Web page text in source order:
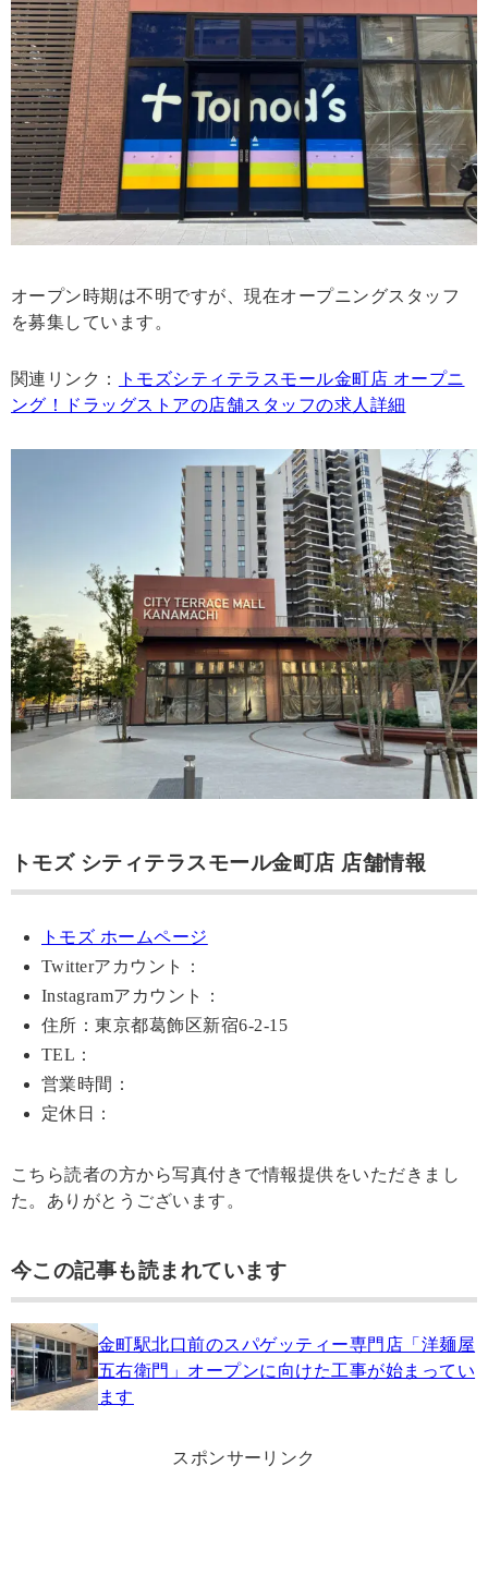
オープン時期は不明ですが、現在オープニングスタッフ
を募集しています。
関連リンク：
トモズシティテラスモール金町店 オープニ
ング！ドラッグストアの店舗スタッフの求人詳細
トモズ シティテラスモール金町店 店舗情報
トモズ ホームページ
Twitterアカウント：
Instagramアカウント：
住所：東京都葛飾区新宿6-2-15
TEL：
営業時間：
定休日：
こちら読者の方から写真付きで情報提供をいただきまし
た。ありがとうございます。
今この記事も読まれています
金町駅北口前のスパゲッティー専門店「洋麺屋
五右衛門」オープンに向けた工事が始まってい
ます
スポンサーリンク